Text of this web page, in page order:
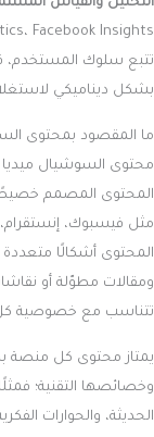
التحليل والقياس
بشكل ديناميكي
ما المقصود بمحتوى
محتوى السوشيال
المحتوى المصمم
مثل فيسبوك،
المحتوى أشكالًا
ومقالات مطوّلة أو
تتناسب مع خصوصية
يمتاز محتوى كل منصة
وخصائصها التقنية؛
الحديثة، والحوارات